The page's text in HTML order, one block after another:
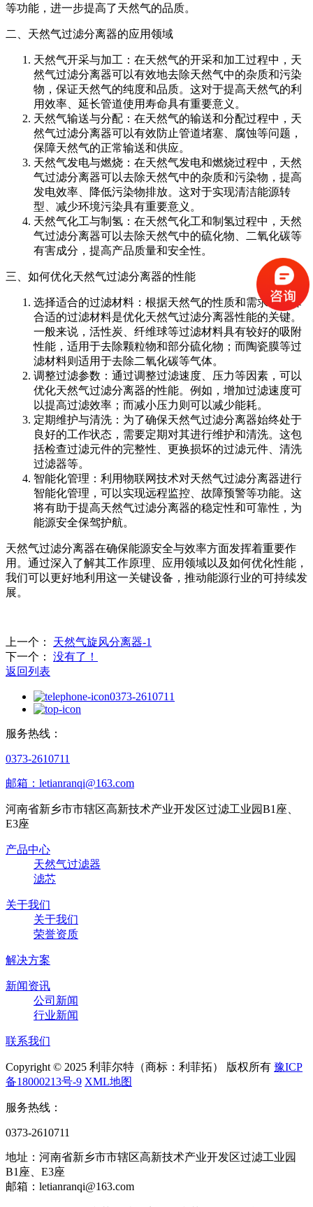
等功能，进一步提高了天然气的品质。
二、天然气过滤分离器的应用领域
天然气开采与加工：在天然气的开采和加工过程中，天
然气过滤分离器可以有效地去除天然气中的杂质和污染
物，保证天然气的纯度和品质。这对于提高天然气的利
用效率、延长管道使用寿命具有重要意义。
天然气输送与分配：在天然气的输送和分配过程中，天
然气过滤分离器可以有效防止管道堵塞、腐蚀等问题，
保障天然气的正常输送和供应。
天然气发电与燃烧：在天然气发电和燃烧过程中，天然
气过滤分离器可以去除天然气中的杂质和污染物，提高
发电效率、降低污染物排放。这对于实现清洁能源转
型、减少环境污染具有重要意义。
天然气化工与制氢：在天然气化工和制氢过程中，天然
气过滤分离器可以去除天然气中的硫化物、二氧化碳等
有害成分，提高产品质量和安全性。
三、如何优化天然气过滤分离器的性能
选择适合的过滤材料：根据天然气的性质和需求，选择
合适的过滤材料是优化天然气过滤分离器性能的关键。
一般来说，活性炭、纤维球等过滤材料具有较好的吸附
性能，适用于去除颗粒物和部分硫化物；而陶瓷膜等过
滤材料则适用于去除二氧化碳等气体。
调整过滤参数：通过调整过滤速度、压力等因素，可以
优化天然气过滤分离器的性能。例如，增加过滤速度可
以提高过滤效率；而减小压力则可以减少能耗。
定期维护与清洗：为了确保天然气过滤分离器始终处于
良好的工作状态，需要定期对其进行维护和清洗。这包
括检查过滤元件的完整性、更换损坏的过滤元件、清洗
过滤器等。
智能化管理：利用物联网技术对天然气过滤分离器进行
智能化管理，可以实现远程监控、故障预警等功能。这
将有助于提高天然气过滤分离器的稳定性和可靠性，为
能源安全保驾护航。
天然气过滤分离器在确保能源安全与效率方面发挥着重要作
用。通过深入了解其工作原理、应用领域以及如何优化性能，
我们可以更好地利用这一关键设备，推动能源行业的可持续发
展。
上一个：
天然气旋风分离器-1
下一个：
没有了！
返回列表
0373-2610711
服务热线：
0373-2610711
邮箱：letianranqi@163.com
河南省新乡市市辖区高新技术产业开发区过滤工业园B1座、
E3座
产品中心
天然气过滤器
滤芯
关于我们
关于我们
荣誉资质
解决方案
新闻资讯
公司新闻
行业新闻
联系我们
Copyright © 2025 利菲尔特（商标：利菲拓） 版权所有 豫ICP
备18000213号-9 XML地图
服务热线：
0373-2610711
地址：河南省新乡市市辖区高新技术产业开发区过滤工业园
B1座、E3座
邮箱：letianranqi@163.com